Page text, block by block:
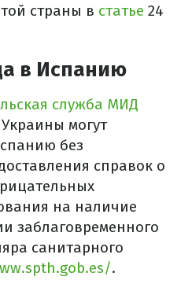
страны в статье 24
в Испанию
служба МИД
могут
без
справок о
на наличие
заблаговременного
санитарного
.